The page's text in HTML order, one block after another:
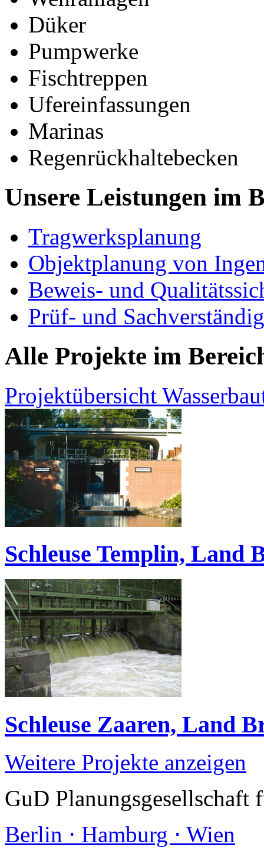
Düker
Pumpwerke
Fischtreppen
Ufereinfassungen
Marinas
Regenrückhaltebecken
Unsere Leistungen im
Tragwerksplanung
Objektplanung von
Beweis- und
Prüf- und
Alle Projekte im
Projektübersicht
Schleuse Templin, Land
Schleuse Zaaren, Land
Weitere Projekte anzeigen
GuD Planungsgesellschaft
Berlin ⋅ Hamburg ⋅ Wien